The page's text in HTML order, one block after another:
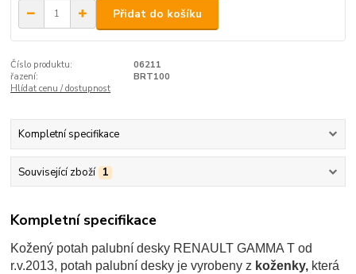
Přidat do košíku
Číslo produktu:
06211
řazení:
BRT100
Hlídat cenu / dostupnost
Kompletní specifikace
Související zboží 1
Kompletní specifikace
Kožený potah palubní desky RENAULT GAMMA T od
r.v.2013, potah palubní desky je vyrobeny z koženky, která